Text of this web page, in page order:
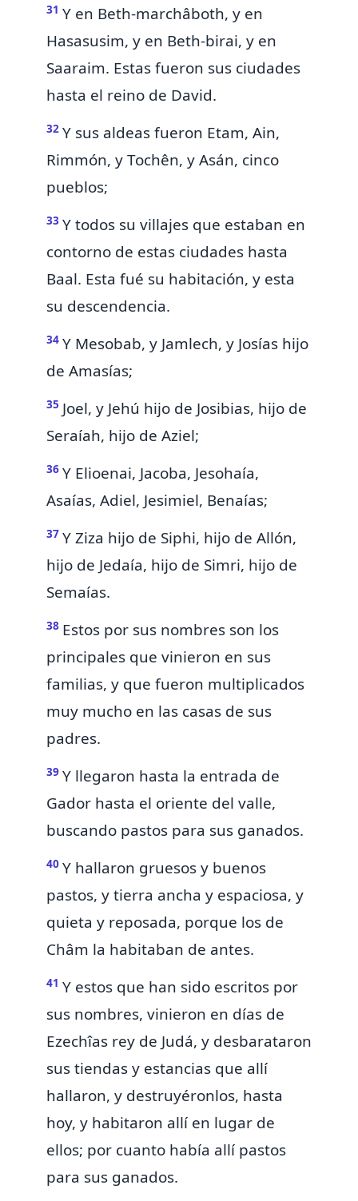
31 Y en Beth-marchâboth, y en
Hasasusim, y en Beth-birai, y en
Saaraim. Estas fueron sus ciudades
hasta el reino de David.
32 Y sus aldeas fueron Etam, Ain,
Rimmón, y Tochên, y Asán, cinco
pueblos;
33 Y todos su villajes que estaban en
contorno de estas ciudades hasta
Baal. Esta fué su habitación, y esta
su descendencia.
34 Y Mesobab, y Jamlech, y Josías hijo
de Amasías;
35 Joel, y Jehú hijo de Josibias, hijo de
Seraíah, hijo de Aziel;
36 Y Elioenai, Jacoba, Jesohaía,
Asaías, Adiel, Jesimiel, Benaías;
37 Y Ziza hijo de Siphi, hijo de Allón,
hijo de Jedaía, hijo de Simri, hijo de
Semaías.
38 Estos por sus nombres son los
principales que vinieron en sus
familias, y que fueron multiplicados
muy mucho en las casas de sus
padres.
39 Y llegaron hasta la entrada de
Gador hasta el oriente del valle,
buscando pastos para sus ganados.
40 Y hallaron gruesos y buenos
pastos, y tierra ancha y espaciosa, y
quieta y reposada, porque los de
Châm la habitaban de antes.
41 Y estos que han sido escritos por
sus nombres, vinieron en días de
Ezechîas rey de Judá, y desbarataron
sus tiendas y estancias que allí
hallaron, y destruyéronlos, hasta
hoy, y habitaron allí en lugar de
ellos; por cuanto había allí pastos
para sus ganados.